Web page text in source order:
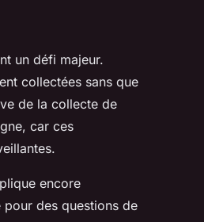
un défi majeur.
collectées sans que
de la collecte de
car ces
encore
des questions de